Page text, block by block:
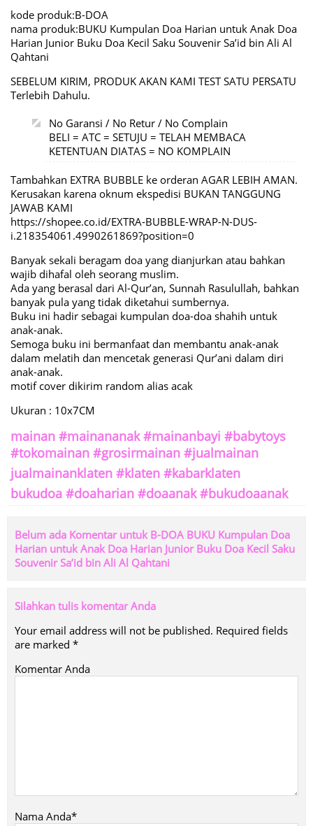
kode produk:B-DOA
nama produk:BUKU Kumpulan Doa Harian untuk Anak Doa
Harian Junior Buku Doa Kecil Saku Souvenir Sa’id bin Ali Al
Qahtani
SEBELUM KIRIM, PRODUK AKAN KAMI TEST SATU PERSATU
Terlebih Dahulu.
No Garansi / No Retur / No Complain
BELI = ATC = SETUJU = TELAH MEMBACA
KETENTUAN DIATAS = NO KOMPLAIN
Tambahkan EXTRA BUBBLE ke orderan AGAR LEBIH AMAN.
Kerusakan karena oknum ekspedisi BUKAN TANGGUNG
JAWAB KAMI
https://shopee.co.id/EXTRA-BUBBLE-WRAP-N-DUS-
i.218354061.4990261869?position=0
Banyak sekali beragam doa yang dianjurkan atau bahkan
wajib dihafal oleh seorang muslim.
Ada yang berasal dari Al-Qur’an, Sunnah Rasulullah, bahkan
banyak pula yang tidak diketahui sumbernya.
Buku ini hadir sebagai kumpulan doa-doa shahih untuk
anak-anak.
Semoga buku ini bermanfaat dan membantu anak-anak
dalam melatih dan mencetak generasi Qur’ani dalam diri
anak-anak.
motif cover dikirim random alias acak
Ukuran : 10x7CM
mainan #mainananak #mainanbayi #babytoys
#tokomainan #grosirmainan #jualmainan
jualmainanklaten #klaten #kabarklaten
bukudoa #doaharian #doaanak #bukudoaanak
Belum ada Komentar untuk B-DOA BUKU Kumpulan Doa
Harian untuk Anak Doa Harian Junior Buku Doa Kecil Saku
Souvenir Sa’id bin Ali Al Qahtani
Silahkan tulis komentar Anda
Your email address will not be published. Required fields
are marked *
Komentar Anda
Nama Anda*